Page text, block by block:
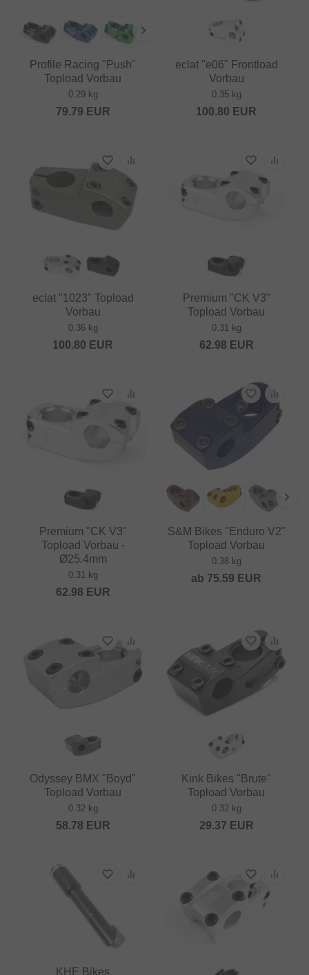
Profile Racing "Push"
Topload Vorbau
0.29 kg
79.79 EUR
eclat "e06" Frontload
Vorbau
0.35 kg
100.80 EUR
eclat "1023" Topload
Vorbau
0.36 kg
100.80 EUR
Premium "CK V3"
Topload Vorbau
0.31 kg
62.98 EUR
Premium "CK V3"
Topload Vorbau -
Ø25.4mm
0.31 kg
62.98 EUR
S&M Bikes "Enduro V2"
Topload Vorbau
0.38 kg
ab 75.59 EUR
Odyssey BMX "Boyd"
Topload Vorbau
0.32 kg
58.78 EUR
Kink Bikes "Brute"
Topload Vorbau
0.32 kg
29.37 EUR
KHE Bikes